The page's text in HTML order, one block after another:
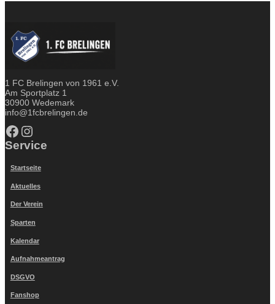
1 FC Brelingen von 1961 e.V.
Am Sportplatz 1
30900 Wedemark
info@1fcbrelingen.de
Facebook Instagram
Service
Startseite
Aktuelles
Der Verein
Sparten
Kalendar
Aufnahmeantrag
DSGVO
Fanshop